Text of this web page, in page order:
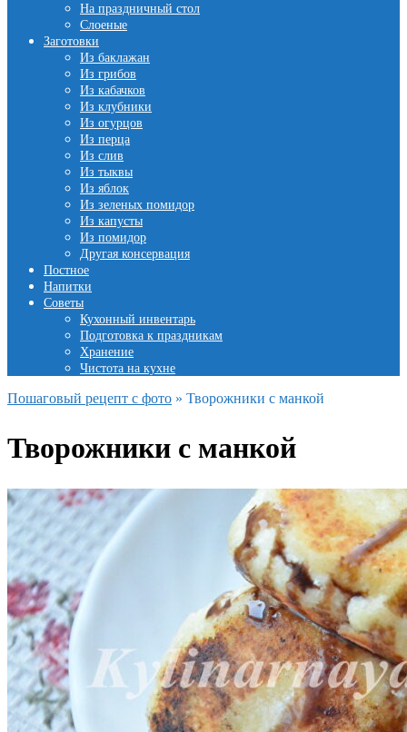
На праздничный стол
Слоеные
Заготовки
Из баклажан
Из грибов
Из кабачков
Из клубники
Из огурцов
Из перца
Из слив
Из тыквы
Из яблок
Из зеленых помидор
Из капусты
Из помидор
Другая консервация
Постное
Напитки
Советы
Кухонный инвентарь
Подготовка к праздникам
Хранение
Чистота на кухне
Пошаговый рецепт с фото » Творожники с манкой
Творожники с манкой